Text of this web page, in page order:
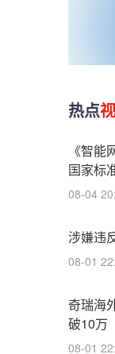
热点
《智
国家标
08-04
涉嫌违
08-01
奇瑞海
破10万
08-01